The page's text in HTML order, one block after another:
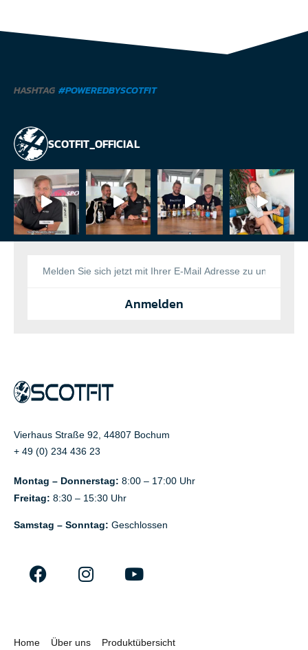
HASHTAG #POWEREDBYSCOTFIT
SCOTFIT_OFFICIAL
Anmelden
Vierhaus Straße 92, 44807 Bochum
+ 49 (0) 234 436 23
Montag – Donnerstag: 8:00 – 17:00 Uhr
Freitag: 8:30 – 15:30 Uhr
Samstag – Sonntag: Geschlossen
Home Über uns Produktübersicht